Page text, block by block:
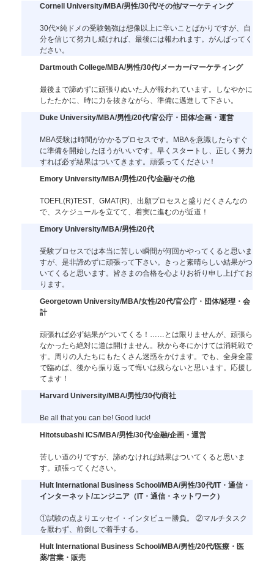
Cornell University/MBA/男性/30代/その他/マーケティング
30代×純ドメの受験勉強は想像以上に辛いことばかりですが、自
分を信じて努力し続ければ、最後には報われます。がんばってく
ださい。
Dartmouth College/MBA/男性/30代/メーカー/マーケティング
最後まで諦めずに頑張りぬいた人が報われています。しなやかに
したたかに、時に力を抜きながら、準備に邁進して下さい。
Duke University/MBA/男性/20代/官公庁・団体/企画・運営
MBA受験は時間がかかるプロセスです。MBAを意識したらすぐ
に準備を開始したほうがいいです。早くスタートし、正しく努力
すれば必ず結果はついてきます。頑張ってください！
Emory University/MBA/男性/20代/金融/その他
TOEFL(R)TEST、GMAT(R)、出願プロセスと盛りだくさんなの
で、スケジュールを立てて、着実に進むのが近道！
Emory University/MBA/男性/20代
受験プロセスでは本当に苦しい瞬間が何回かやってくると思いま
すが、是非諦めずに頑張って下さい。きっと素晴らしい結果がつ
いてくると思います。皆さまの合格を心よりお祈り申し上げてお
ります。
Georgetown University/MBA/女性/20代/官公庁・団体/経理・会
計
頑張れば必ず結果がついてくる！……とは限りませんが、頑張ら
なかったら絶対に道は開けません。秋から冬にかけては消耗戦で
す。周りの人たちにもたくさん迷惑をかけます。でも、全身全霊
で臨めば、後から振り返って悔いは残らないと思います。応援し
てます！
Harvard University/MBA/男性/30代/商社
Be all that you can be! Good luck!
Hitotsubashi ICS/MBA/男性/30代/金融/企画・運営
苦しい道のりですが、諦めなければ結果はついてくると思いま
す。頑張ってください。
Hult International Business School/MBA/男性/30代/IT・通信・
インターネット/エンジニア（IT・通信・ネットワーク）
①試験の点よりエッセイ・インタビュー勝負。 ②マルチタスク
を厭わず、前倒しで着手する。
Hult International Business School/MBA/男性/20代/医療・医
薬/営業・販売